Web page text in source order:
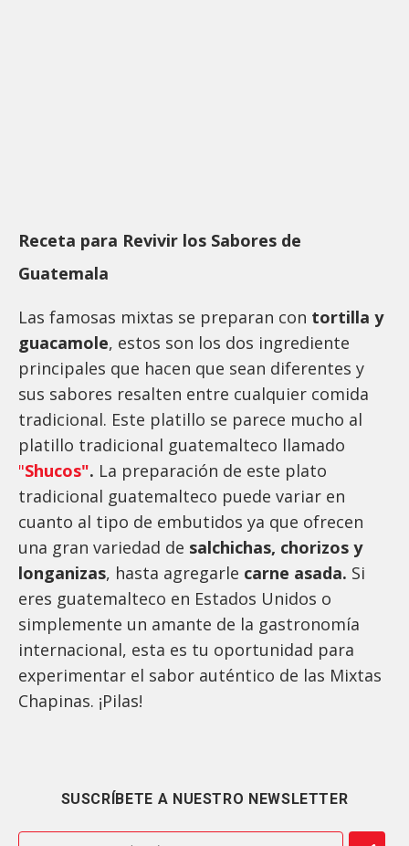
Receta para Revivir los Sabores de
Guatemala
Las famosas mixtas se preparan con tortilla y
guacamole, estos son los dos ingrediente
principales que hacen que sean diferentes y
sus sabores resalten entre cualquier comida
tradicional. Este platillo se parece mucho al
platillo tradicional guatemalteco llamado
"Shucos". La preparación de este plato
tradicional guatemalteco puede variar en
cuanto al tipo de embutidos ya que ofrecen
una gran variedad de salchichas, chorizos y
longanizas, hasta agregarle carne asada. Si
eres guatemalteco en Estados Unidos o
simplemente un amante de la gastronomía
internacional, esta es tu oportunidad para
experimentar el sabor auténtico de las Mixtas
Chapinas. ¡Pilas!
SUSCRÍBETE A NUESTRO NEWSLETTER